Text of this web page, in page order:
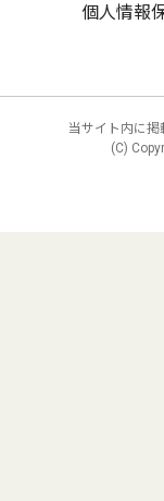
個人情報
当サイト内に掲
(C)